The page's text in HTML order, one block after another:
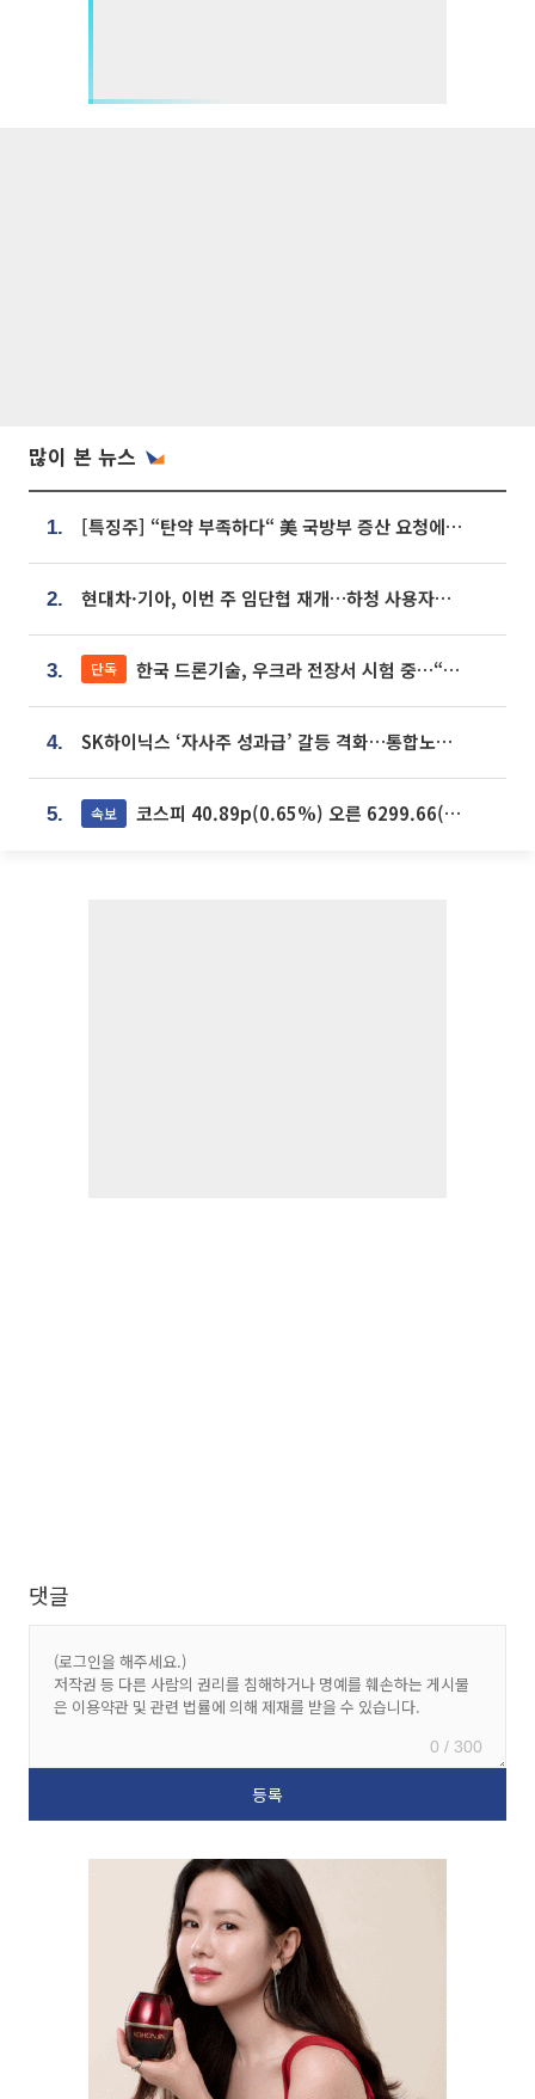
많이 본 뉴스
1. [특징주] “탄약 부족하다“ 美 국방부 증산 요청에⋯국내 방산주 급등세
2. 현대차·기아, 이번 주 임단협 재개…하청 사용자성 재심도 ‘변수’
3. 단독 한국 드론기술, 우크라 전장서 시험 중…“스타트업 여러 곳 참여”
4. SK하이닉스 ‘자사주 성과급’ 갈등 격화…통합노조 출범 움직임
5. 속보 코스피 40.89p(0.65%) 오른 6299.66(마감)
댓글
0 / 300